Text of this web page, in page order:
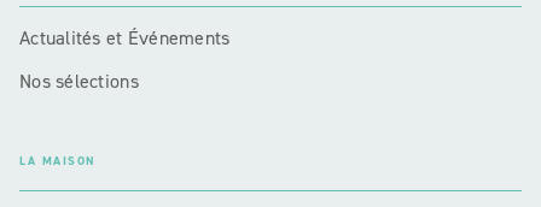
Actualités et Événements
Nos sélections
LA MAISON